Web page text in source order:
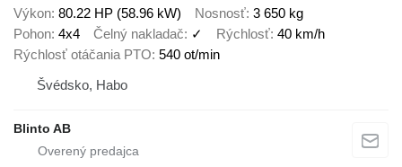
Výkon 80.22 HP (58.96 kW) Nosnosť 3 650 kg
Pohon 4x4 Čelný nakladač ✓ Rýchlosť 40 km/h
Rýchlosť otáčania PTO 540 ot/min
Švédsko, Habo
Blinto AB